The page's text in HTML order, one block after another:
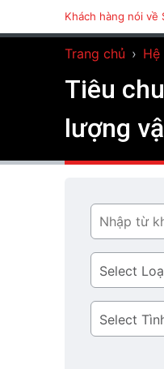
Khách hàng nói về
Trang chủ ›
Tiêu
lượng
Tìm
Loại
văn
bản
Tình
trạng